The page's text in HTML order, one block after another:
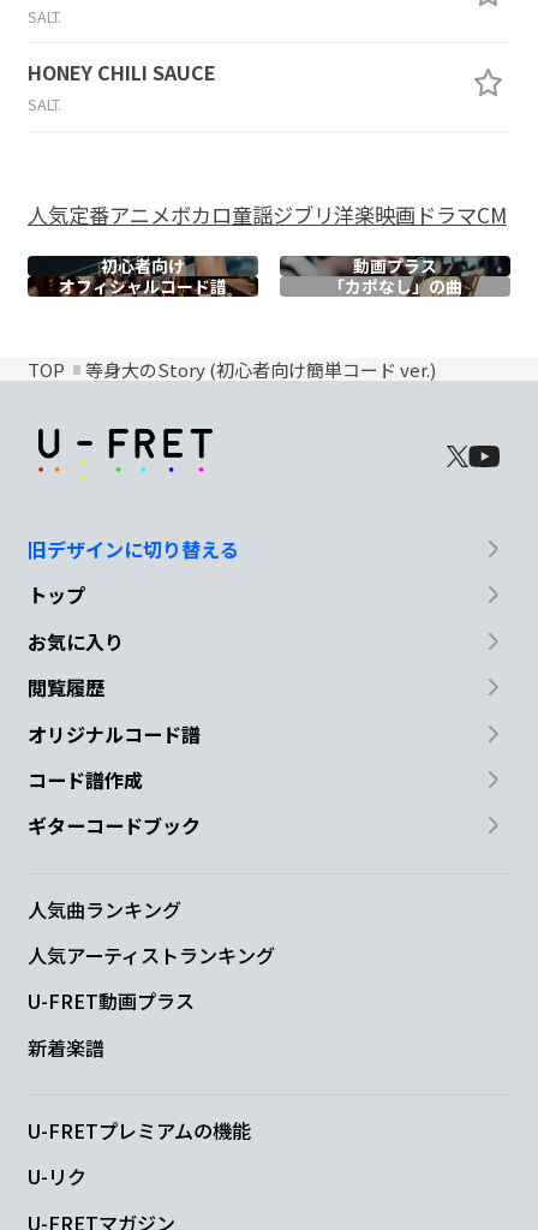
SALT.
HONEY CHILI SAUCE
SALT.
人気定番アニメボカロ童謡ジブリ洋楽映画ドラマCM
初心者向け
動画プラス
オフィシャルコード譜 「カポなし」の曲
TOP 等身大のStory (初心者向け簡単コード ver.)
旧デザインに切り替える
トップ
お気に入り
閲覧履歴
オリジナルコード譜
コード譜作成
ギターコードブック
人気曲ランキング
人気アーティストランキング
U-FRET動画プラス
新着楽譜
U-FRETプレミアムの機能
U-リク
U-FRETマガジン